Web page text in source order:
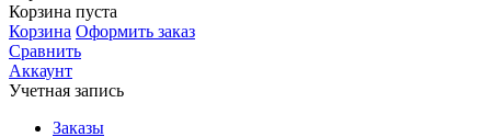
Корзина пуста
Корзина Оформить заказ
Сравнить
Аккаунт
Учетная запись
Заказы